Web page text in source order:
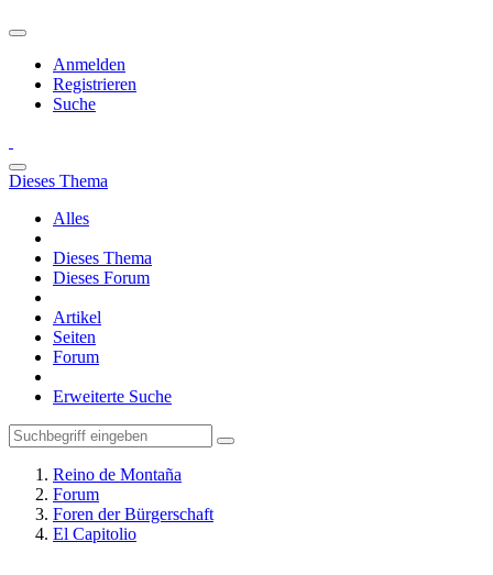
Anmelden
Registrieren
Suche
Dieses Thema
Alles
Dieses Thema
Dieses Forum
Artikel
Seiten
Forum
Erweiterte Suche
Reino de Montaña
Forum
Foren der Bürgerschaft
El Capitolio